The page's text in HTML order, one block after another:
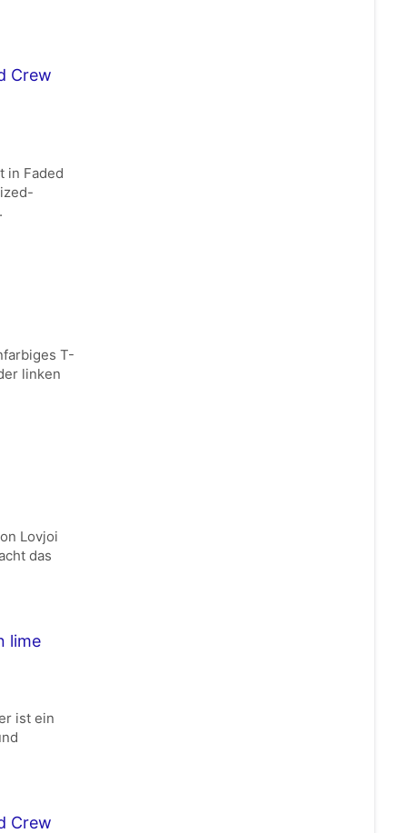
Crew
in Faded
T-
linken
Lovjoi
das
lime
ist ein
Crew